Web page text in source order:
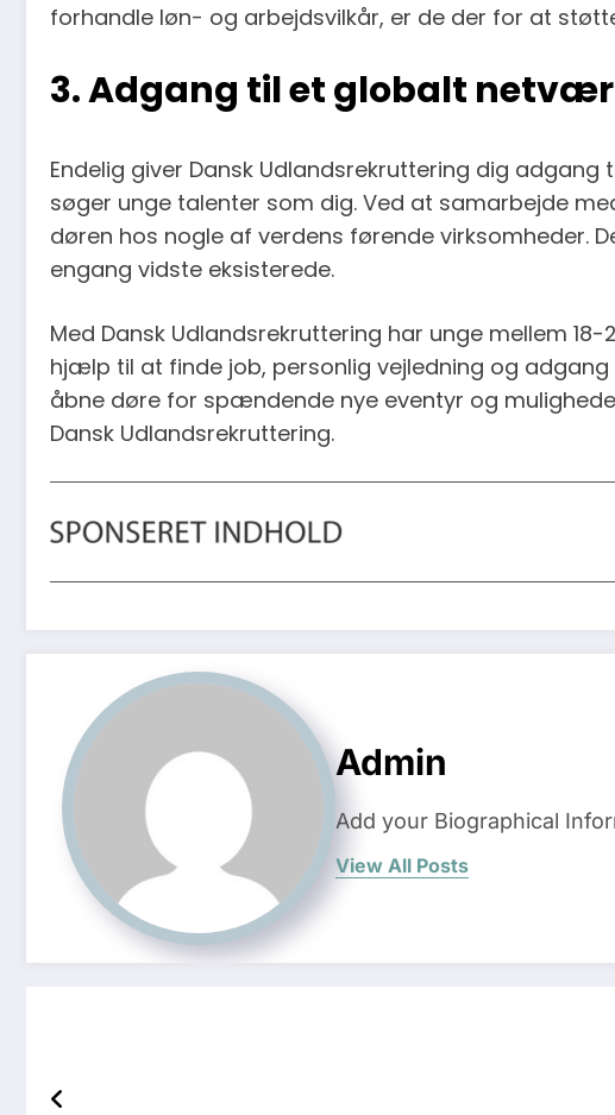
forhandle løn- og arbejdsvilkår, er de der for at
3. Adgang til et globalt
Endelig giver Dansk Udlandsrekruttering dig
søger unge talenter som dig. Ved at samarbejde
døren hos nogle af verdens førende virksomheder.
engang vidste eksisterede.
Med Dansk Udlandsrekruttering har unge mellem
hjælp til at finde job, personlig vejledning og
åbne døre for spændende nye eventyr og
Dansk Udlandsrekruttering.
Admin
Add your Biographical
View All Posts